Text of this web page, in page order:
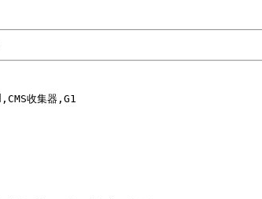
收集器,G1